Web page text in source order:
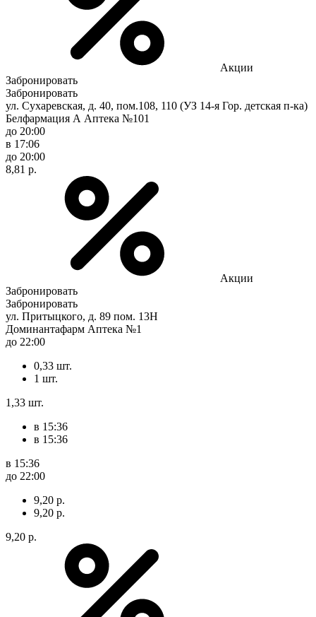
Акции
Забронировать
Забронировать
ул. Сухаревская, д. 40, пом.108, 110 (УЗ 14-я Гор. детская п-ка)
Белфармация А Аптека №101
до 20:00
в 17:06
до 20:00
8,81 р.
Акции
Забронировать
Забронировать
ул. Притыцкого, д. 89 пом. 13Н
Доминантафарм Аптека №1
до 22:00
0,33 шт.
1 шт.
1,33 шт.
в 15:36
в 15:36
в 15:36
до 22:00
9,20 р.
9,20 р.
9,20 р.